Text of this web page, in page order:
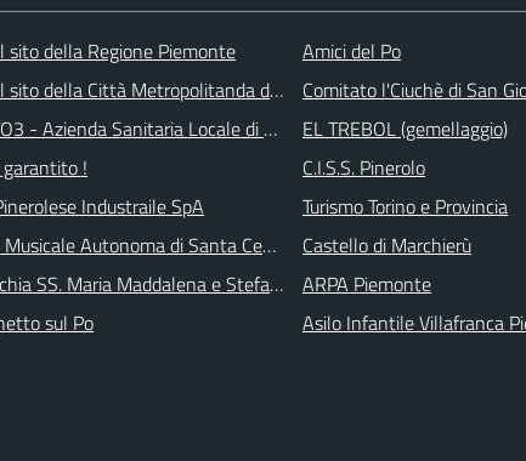
sito della Regione Piemonte
sito della Città Metropolitanda di Torino
- Azienda Sanitaria Locale di Collegno e Pinerolo
garantito !
Industraile SpA
Autonoma di Santa Cecilia
SS. Maria Maddalena e Stefano
sul Po
Amici del Po
Comitato l'Ciuchè di San
EL TREBOL (gemellaggio)
C.I.S.S. Pinerolo
Turismo Torino e Provincia
Castello di Marchierù
ARPA Piemonte
Asilo Infantile Villafranca